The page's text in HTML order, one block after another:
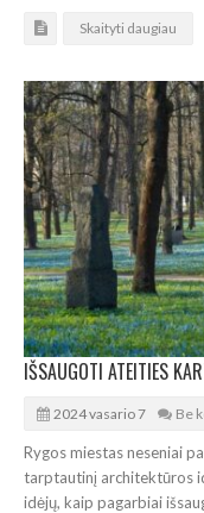
Skaityti daugiau
2024 vasario 7 Be
Rygos miestas neseniai
tarptautinį architektūros
idėjų, kaip pagarbiai